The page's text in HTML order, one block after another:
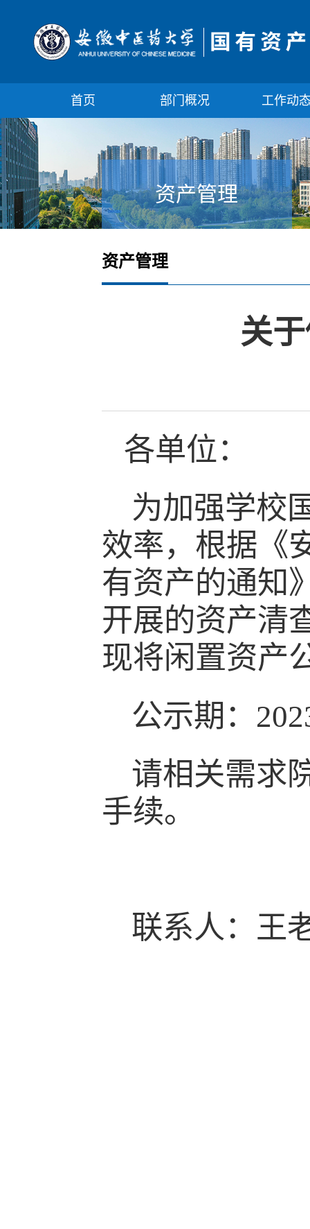
首页 部门概况 工作动
资产管理
资产管理
关
各单位：
为加强学校
效率，根据《
有资产的通知
开展的资产清
现将闲置资产
公示期：
请相关需求
手续。
联系人：王